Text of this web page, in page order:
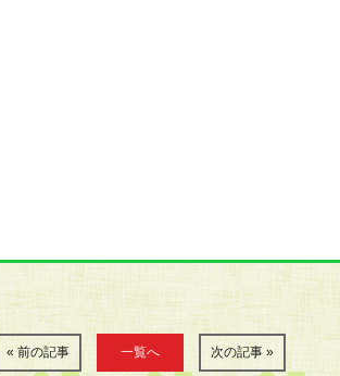
« 前の記事 一覧へ 次の記事 »